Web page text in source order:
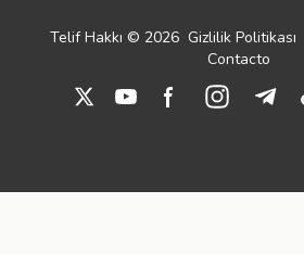
Telif Hakkı © 2026 Gizlilik Politikası
Contacto